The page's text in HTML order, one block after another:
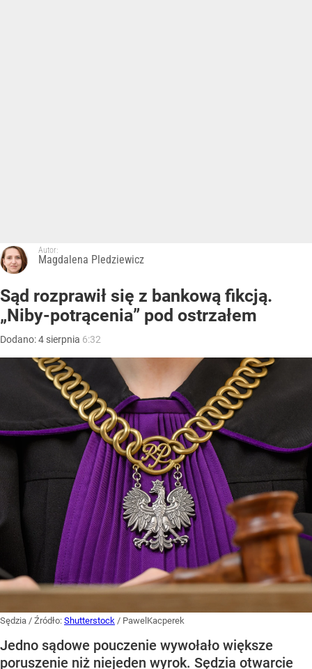
Autor:
Magdalena Pledziewicz
Sąd rozprawił się z bankową fikcją.
„Niby-potrącenia” pod ostrzałem
Dodano:4 sierpnia 6:32
Sędzia / Źródło: Shutterstock / PawelKacperek
Jedno sądowe pouczenie wywołało większe
poruszenie niż niejeden wyrok. Sędzia otwarcie